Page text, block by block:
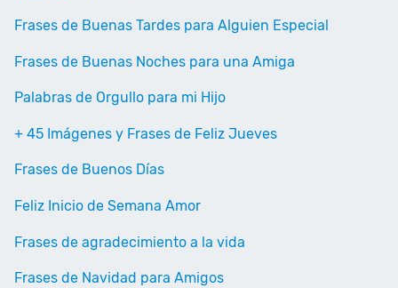
Frases de Buenas Tardes para Alguien Especial
Frases de Buenas Noches para una Amiga
Palabras de Orgullo para mi Hijo
+ 45 Imágenes y Frases de Feliz Jueves
Frases de Buenos Días
Feliz Inicio de Semana Amor
Frases de agradecimiento a la vida
Frases de Navidad para Amigos